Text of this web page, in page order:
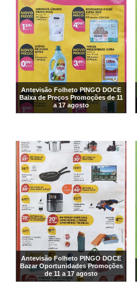
Antevisão Folheto PINGO DOCE
Baixa de Preços Promoções de 11
a 17 agosto
Antevisão Folheto PINGO DOCE
Bazar Oportunidades Promoções
de 11 a 17 agosto